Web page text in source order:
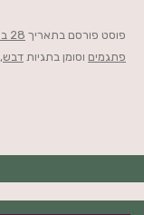
פוסט פורסם בתאריך 28 במרץ 2010
פתגמים וסומן בתגיות דבש,